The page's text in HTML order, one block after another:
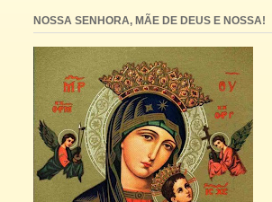
NOSSA SENHORA, MÃE DE DEUS E NOSSA!